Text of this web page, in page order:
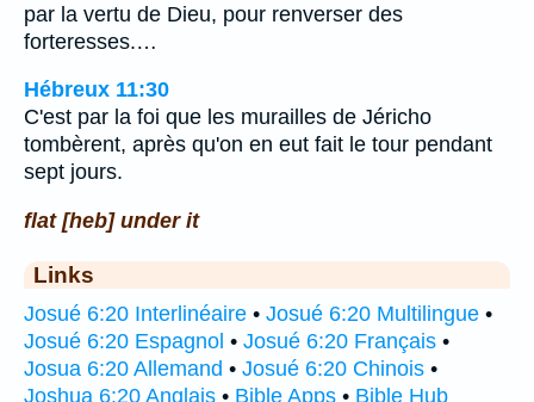
par la vertu de Dieu, pour renverser des
forteresses.…
Hébreux 11:30
C'est par la foi que les murailles de Jéricho
tombèrent, après qu'on en eut fait le tour pendant
sept jours.
flat [heb] under it
Links
Josué 6:20 Interlinéaire • Josué 6:20 Multilingue •
Josué 6:20 Espagnol • Josué 6:20 Français •
Josua 6:20 Allemand • Josué 6:20 Chinois •
Joshua 6:20 Anglais • Bible Apps • Bible Hub